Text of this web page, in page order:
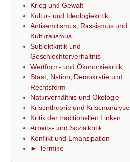
Krieg und Gewalt
Kultur- und Ideologiekritik
Antisemitismus, Rassismus und
Kulturalismus
Subjektkritik und
Geschlechterverhältnis
Wertform- und Ökonomiekritik
Staat, Nation, Demokratie und
Rechtsform
Naturverhältnis und Ökologie
Krisentheorie und Krisenanalyse
Kritik der traditionellen Linken
Arbeits- und Sozialkritik
Konflikt und Emanzipation
► Termine